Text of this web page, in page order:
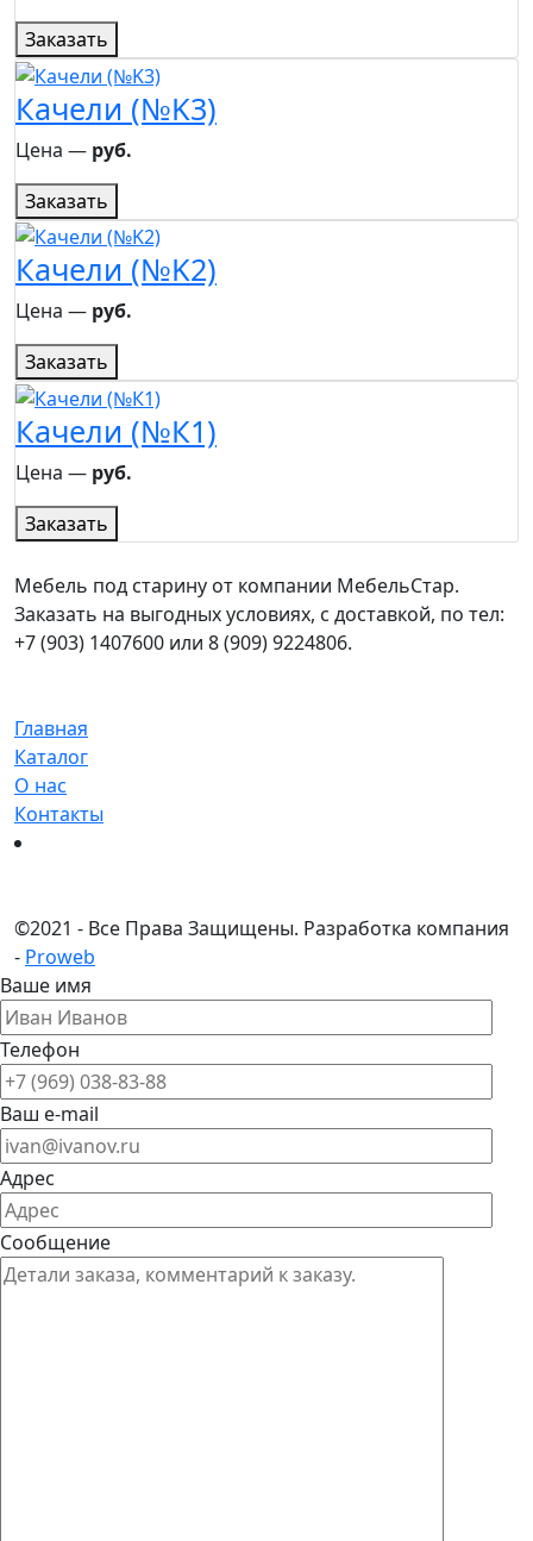
Заказать
Качели (№K3)
Цена ― руб.
Заказать
Качели (№K2)
Цена ― руб.
Заказать
Качели (№К1)
Цена ― руб.
Заказать
Мебель под старину от компании МебельСтар.
Заказать на выгодных условиях, с доставкой, по тел:
+7 (903) 1407600 или 8 (909) 9224806.
Главная
Каталог
О нас
Контакты
©2021 - Все Права Защищены. Разработка компания
- Proweb
Ваше имя
Телефон
Ваш e-mail
Адрес
Сообщение